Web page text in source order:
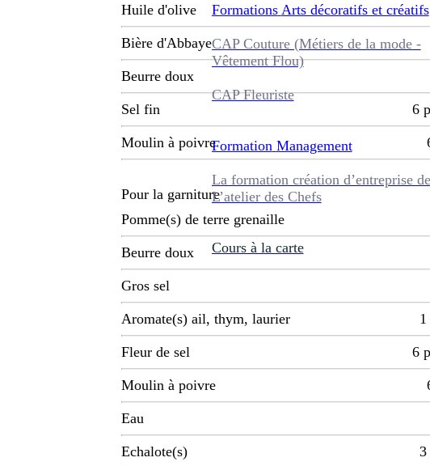
Formations Arts décoratifs et créatifs
CAP Couture (Métiers de la mode -
Vêtement Flou)
CAP Fleuriste
Formation Management
La formation création d’entreprise de
L’atelier des Chefs
Cours à la carte
Huile d'olive
Bière d'Abbaye
Beurre doux
Sel fin 6
Moulin à poivre
Pour la garniture
Pomme(s) de terre grenaille
Beurre doux
Gros sel
Aromate(s) ail, thym, laurier 1
Fleur de sel 6
Moulin à poivre
Eau
Echalote(s) 3